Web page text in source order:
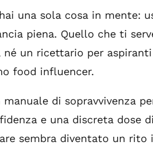
una sola cosa in mente:
piena. Quello che ti
un ricettario per
food influencer.
di sopravvivenza
e una discreta dose
sembra diventato un rito